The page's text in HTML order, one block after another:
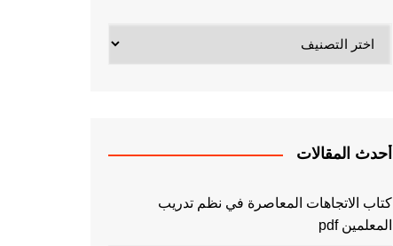
أحدث المقالات
كتاب الاتجاهات المعاصرة في نظم تدريب
المعلمين pdf